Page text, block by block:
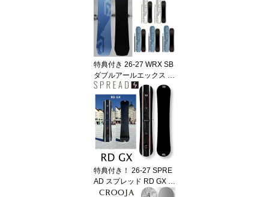
文 いぐっちゃん ダブル
アールエックスエスビー
SNOWBOARD スノーボ
ード 板 日本正規品 WRX
SB 2026-2027 ご予約商
品
特典付き 26-27 WRX SB
ダブルアールエックス M
k-U マークユー カービン
グ 井口勝文 いぐっちゃ
ん ダブルアールエックス
エスビー SNOWBOARD
スノーボード 板 日本正
規品 WRXSB 2026-2027
ご予約商品
特典付き！ 26-27 SPRE
AD スプレッド RD GX ア
ールディー ジーエックス